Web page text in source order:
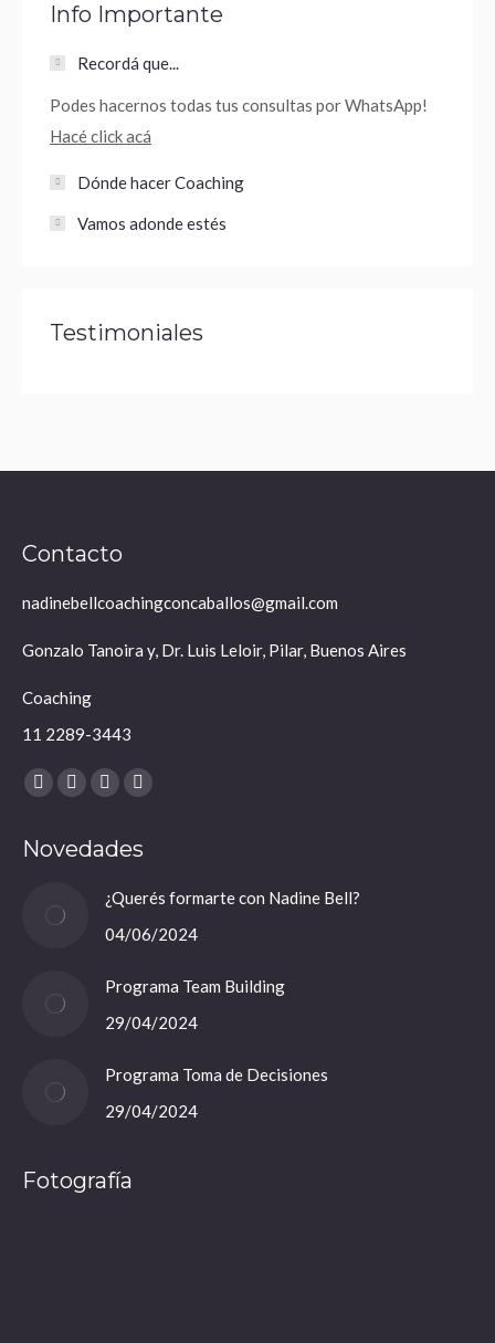
Info Importante
Recordá que...
Podes hacernos todas tus consultas por WhatsApp!
Hacé click acá
Dónde hacer Coaching
Vamos adonde estés
Testimoniales
Contacto
nadinebellcoachingconcaballos@gmail.com
Gonzalo Tanoira y, Dr. Luis Leloir, Pilar, Buenos Aires
Coaching
11 2289-3443
Encuéntranos en:
Abrir
en
nueva
ventana/pestaña
Abrir
en
nueva
ventana/pestaña
Abrir
en
nueva
ventana/pestaña
Abrir
en
nueva
ventana/pestaña
Novedades
¿Querés formarte con Nadine Bell?
04/06/2024
Programa Team Building
29/04/2024
Programa Toma de Decisiones
29/04/2024
Fotografía